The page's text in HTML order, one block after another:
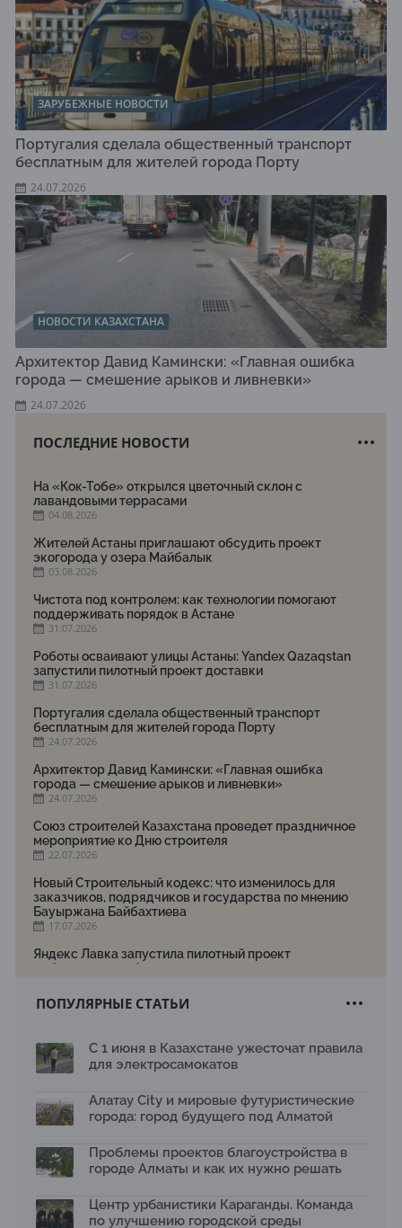
ЗАРУБЕЖНЫЕ НОВОСТИ
Португалия сделала общественный транспорт
бесплатным для жителей города Порту
24.07.2026
НОВОСТИ КАЗАХСТАНА
Архитектор Давид Камински: «Главная ошибка
города — смешение арыков и ливневки»
24.07.2026
ПОСЛЕДНИЕ НОВОСТИ
На «Кок-Тобе» открылся цветочный склон с
лавандовыми террасами
04.08.2026
Жителей Астаны приглашают обсудить проект
экогорода у озера Майбалык
03.08.2026
Чистота под контролем: как технологии помогают
поддерживать порядок в Астане
31.07.2026
Роботы осваивают улицы Астаны: Yandex Qazaqstan
запустили пилотный проект доставки
31.07.2026
Португалия сделала общественный транспорт
бесплатным для жителей города Порту
24.07.2026
Архитектор Давид Камински: «Главная ошибка
города — смешение арыков и ливневки»
24.07.2026
Союз строителей Казахстана проведет праздничное
мероприятие ко Дню строителя
22.07.2026
Новый Строительный кодекс: что изменилось для
заказчиков, подрядчиков и государства по мнению
Бауыржана Байбахтиева
17.07.2026
Яндекс Лавка запустила пилотный проект
рободоставки в Астане
Архитектурная премия SÄULE ARCHITEKTURPREIS
Первый Дом правительства Алматы станет главной
13.07.2026
В столичном детсаду подвели итоги акции «Таза
отходам
08.07.2026
общественных пространств
06.07.2026
ПОПУЛЯРНЫЕ СТАТЬИ
С 1 июня в Казахстане ужесточат правила
для электросамокатов
Алатау City и мировые футуристические
города: город будущего под Алматой
Проблемы проектов благоустройства в
городе Алматы и как их нужно решать
Центр урбанистики Караганды. Команда
по улучшению городской среды